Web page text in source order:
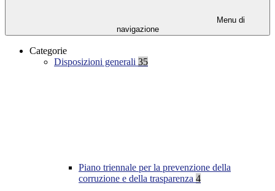
Menu di
navigazione
Categorie
Disposizioni generali 35
Piano triennale per la prevenzione della
corruzione e della trasparenza 4